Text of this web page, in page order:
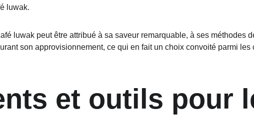
luwak.
luwak peut être attribué à sa saveur remarquable, à ses méthodes
son approvisionnement, ce qui en fait un choix convoité parmi les
et outils pour